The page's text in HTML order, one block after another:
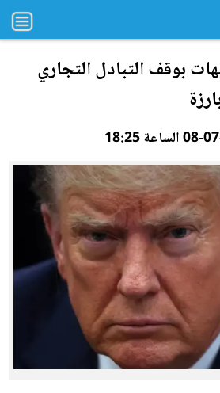
بوقف التبادل التجاري